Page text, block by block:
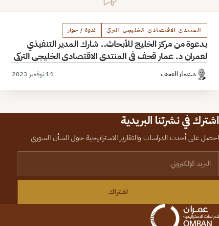
المنتدى الاقتصادي الخليجي التركي ندوة / حوار
بدعوة من مركز الخليج للأبحاث.. شارك المدير التنفيذي
لعمران د. عمار قحف في المنتدى الاقتصادي الخليجي التركي
د.عمار القحف 11 نوفمبر 2023
اشترك في نشرتنا البريدية
احصل على أحدث الدراسات والتقارير الاستراتيجية حول الشأن السوري
اشتراك